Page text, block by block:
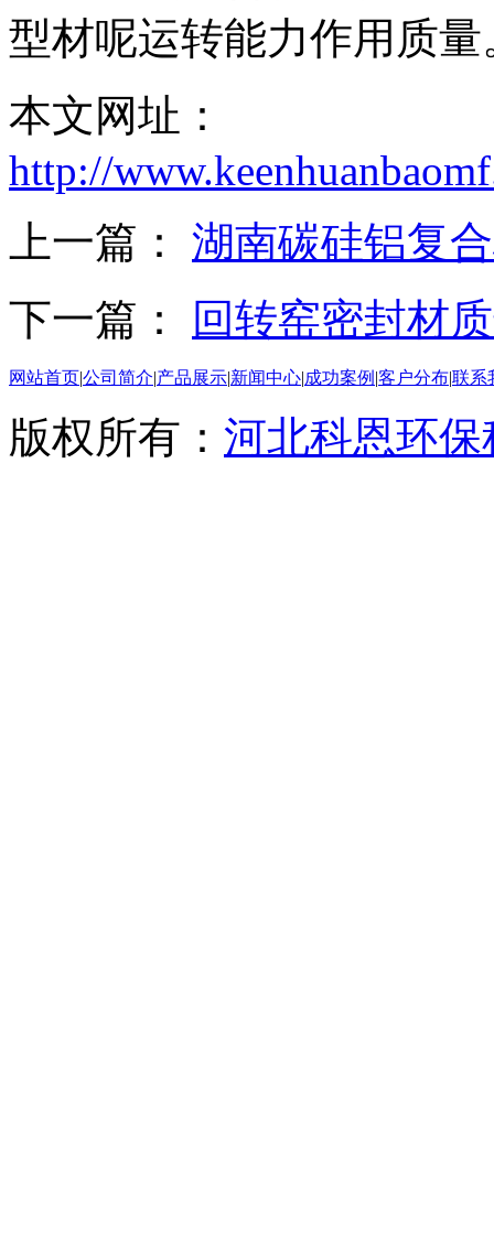
型材呢运转能力作用质
本文网址：
http://
上一篇： 湖南碳硅铝复
下一篇：
回转窑密封材
网站首页|公司简介|产品展示|新闻中心|成功案例 |客户分布|联系
版权所有： 河北科恩环